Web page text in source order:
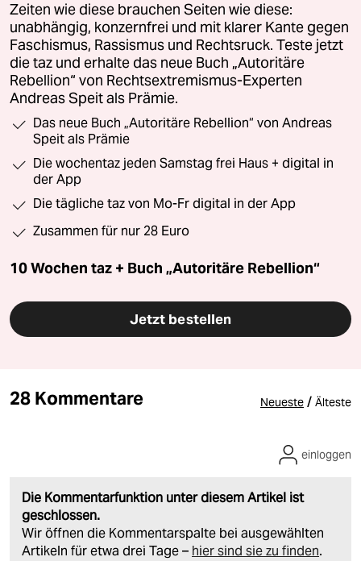
Zeiten wie diese brauchen Seiten wie diese:
unabhängig, konzernfrei und mit klarer Kante gegen
Faschismus, Rassismus und Rechtsruck. Teste jetzt
die taz und erhalte das neue Buch „Autoritäre
Rebellion“ von Rechtsextremismus-Experten
Andreas Speit als Prämie.
Das neue Buch „Autoritäre Rebellion“ von Andreas
Speit als Prämie
Die wochentaz jeden Samstag frei Haus + digital in
der App
Die tägliche taz von Mo-Fr digital in der App
Zusammen für nur 28 Euro
10 Wochen taz + Buch „Autoritäre Rebellion“
Jetzt bestellen
28 Kommentare Neueste / Älteste
Die Kommentarfunktion unter diesem Artikel ist
geschlossen.
Wir öffnen die Kommentarspalte bei ausgewählten
Artikeln für etwa drei Tage – hier sind sie zu finden.
einloggen